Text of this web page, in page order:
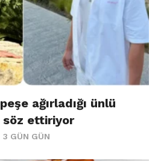
ağırladığı ünlü
söz ettiriyor
3 GÜN GÜN